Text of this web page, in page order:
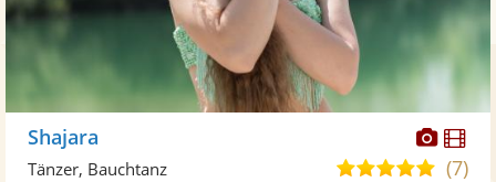
Shajara
5,0(7)
Tänzer, Bauchtanz